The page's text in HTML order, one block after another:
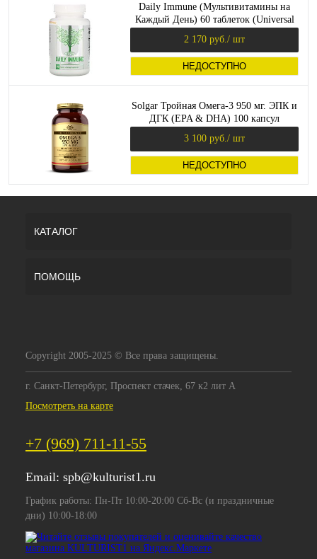
Daily Immune (Мультивитамины на
Каждый День) 60 таблеток (Universal
2 170 руб./ шт
НЕДОСТУПНО
Solgar Тройная Омега-3 950 мг. ЭПК и
ДГК (EPA & DHA) 100 капсул
3 100 руб./ шт
НЕДОСТУПНО
КАТАЛОГ
ПОМОЩЬ
Copyright 2005-2025 © Все права защищены.
г. Санкт-Петербург, Проспект стачек, 67 к2 лит А
Посмотреть на карте
+7 (969) 711-11-55
Email: spb@kulturist1.ru
График работы: Пн-Пт 10:00-20:00 Сб-Вс (и праздничные
дни) 10:00-18:00